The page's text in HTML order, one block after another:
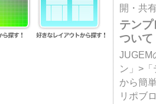
開・共
テン
ついて
JUGEM
ン」>
から簡
リポブ